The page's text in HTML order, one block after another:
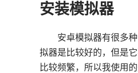
安装模拟器
安卓模拟器有很多
拟器是比较好的，但是
比较频繁，所以我使用